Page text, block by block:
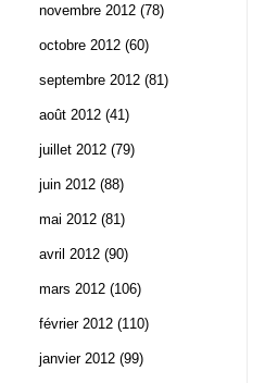
novembre 2012 (78)
octobre 2012 (60)
septembre 2012 (81)
août 2012 (41)
juillet 2012 (79)
juin 2012 (88)
mai 2012 (81)
avril 2012 (90)
mars 2012 (106)
février 2012 (110)
janvier 2012 (99)